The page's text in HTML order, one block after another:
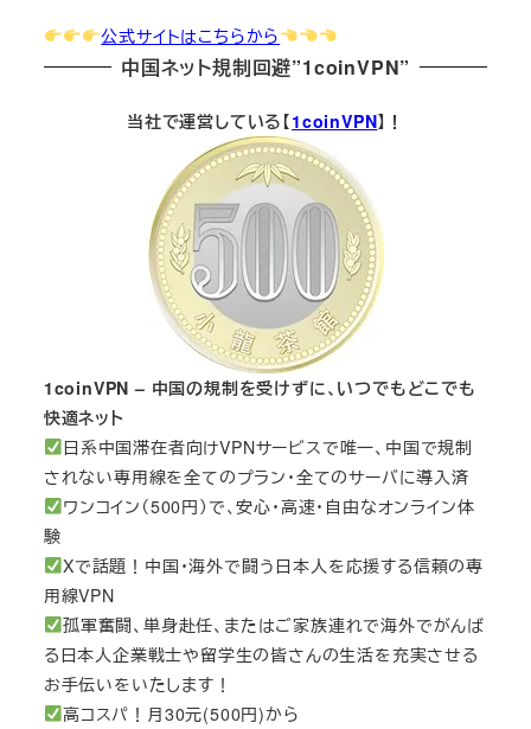
公式サイトはこちらから
中国ネット規制回避”1coinVPN”
当社で運営している【1coinVPN】！
1coinVPN – 中国の規制を受けずに、いつでもどこでも
快適ネット
日系中国滞在者向けVPNサービスで唯一、中国で規制
されない専用線を全てのプラン・全てのサーバに導入済
ワンコイン（500円）で、安心・高速・自由なオンライン体
験
Xで話題！中国・海外で闘う日本人を応援する信頼の専
用線VPN
孤軍奮闘、単身赴任、またはご家族連れで海外でがんば
る日本人企業戦士や留学生の皆さんの生活を充実させる
お手伝いをいたします！
高コスパ！月30元(500円)から